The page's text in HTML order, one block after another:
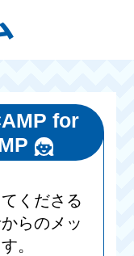
for
くださる
らのメッ
。